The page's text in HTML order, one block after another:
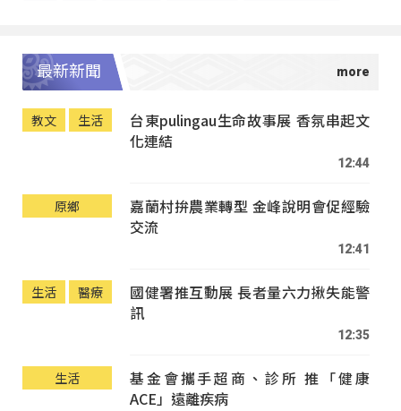
最新新聞
教文 生活
台東pulingau生命故事展 香氛串起文
化連結
12:44
原鄉
嘉蘭村拚農業轉型 金峰說明會促經驗
交流
12:41
生活 醫療
國健署推互動展 長者量六力揪失能警
訊
12:35
生活
基金會攜手超商、診所 推「健康
ACE」遠離疾病